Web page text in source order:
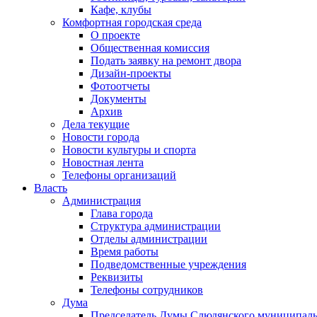
Кафе, клубы
Комфортная городская среда
О проекте
Общественная комиссия
Подать заявку на ремонт двора
Дизайн-проекты
Фотоотчеты
Документы
Архив
Дела текущие
Новости города
Новости культуры и спорта
Новостная лента
Телефоны организаций
Власть
Администрация
Глава города
Структура администрации
Отделы администрации
Время работы
Подведомственные учреждения
Реквизиты
Телефоны сотрудников
Дума